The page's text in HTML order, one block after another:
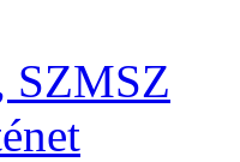
SZMSZ